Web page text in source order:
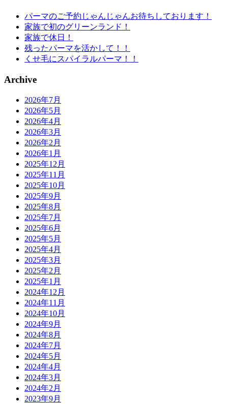
パーマのご予約じゃんじゃんお待ちしております！
家族で初のグリーンランド！
家族で休日！
残ったパーマを活かして！！
くせ毛にスパイラルパーマ！！
Archive
2026年7月
2026年5月
2026年4月
2026年3月
2026年2月
2026年1月
2025年12月
2025年11月
2025年10月
2025年9月
2025年8月
2025年7月
2025年6月
2025年5月
2025年4月
2025年3月
2025年2月
2025年1月
2024年12月
2024年11月
2024年10月
2024年9月
2024年8月
2024年7月
2024年5月
2024年4月
2024年3月
2024年2月
2023年9月